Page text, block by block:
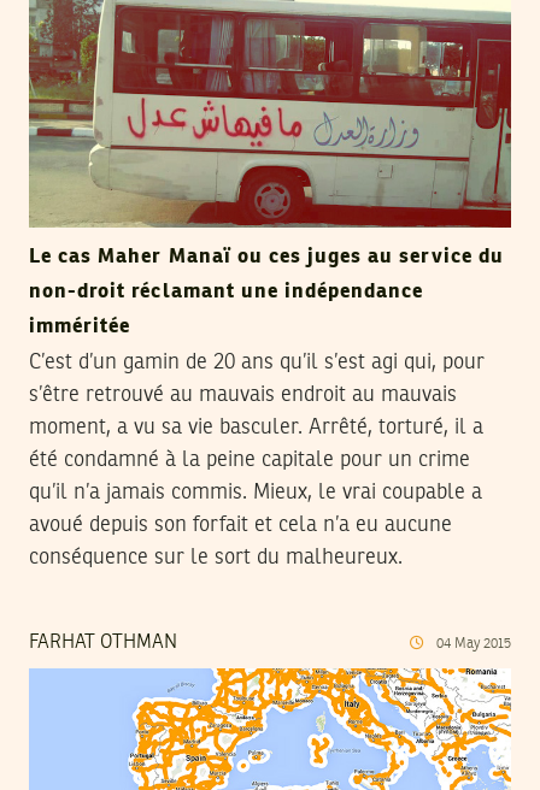
Le cas Maher Manaï ou ces juges au service du
non-droit réclamant une indépendance
imméritée
C’est d’un gamin de 20 ans qu’il s’est agi qui, pour
s’être retrouvé au mauvais endroit au mauvais
moment, a vu sa vie basculer. Arrêté, torturé, il a
été condamné à la peine capitale pour un crime
qu’il n’a jamais commis. Mieux, le vrai coupable a
avoué depuis son forfait et cela n’a eu aucune
conséquence sur le sort du malheureux.
FARHAT OTHMAN 04 May 2015